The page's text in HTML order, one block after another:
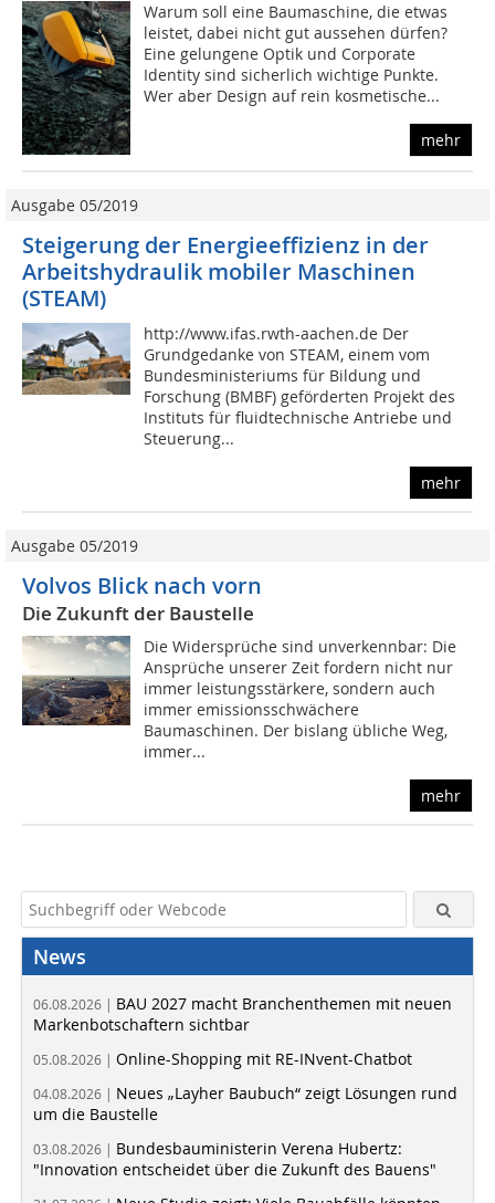
Warum soll eine Baumaschine, die etwas
leistet, dabei nicht gut aussehen dürfen?
Eine gelungene Optik und Corporate
Identity sind sicherlich wichtige Punkte.
Wer aber Design auf rein kosmetische...
mehr
Ausgabe 05/2019
Steigerung der Energieeffizienz in der
Arbeitshydraulik mobiler Maschinen
(STEAM)
http://www.ifas.rwth-aachen.de Der
Grundgedanke von STEAM, einem vom
Bundesministeriums für Bildung und
Forschung (BMBF) geförderten Projekt des
Instituts für fluidtechnische Antriebe und
Steuerung...
mehr
Ausgabe 05/2019
Volvos Blick nach vorn
Die Zukunft der Baustelle
Die Widersprüche sind unverkennbar: Die
Ansprüche unserer Zeit fordern nicht nur
immer leistungsstärkere, sondern auch
immer emissionsschwächere
Baumaschinen. Der bislang übliche Weg,
immer...
mehr
News
06.08.2026 | BAU 2027 macht Branchenthemen mit neuen
Markenbotschaftern sichtbar
05.08.2026 | Online-Shopping mit RE-INvent-Chatbot
04.08.2026 | Neues „Layher Baubuch“ zeigt Lösungen rund
um die Baustelle
03.08.2026 | Bundesbauministerin Verena Hubertz:
"Innovation entscheidet über die Zukunft des Bauens"